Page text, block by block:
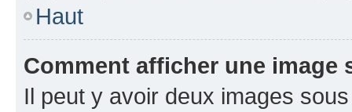
Haut
Comment afficher une image
Il peut y avoir deux images